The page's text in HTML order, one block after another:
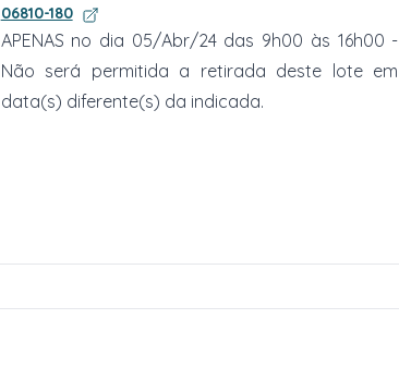
06810-180
APENAS no dia 05/Abr/24 das 9h00 às 16h00 -
Não será permitida a retirada deste lote em
data(s) diferente(s) da indicada.